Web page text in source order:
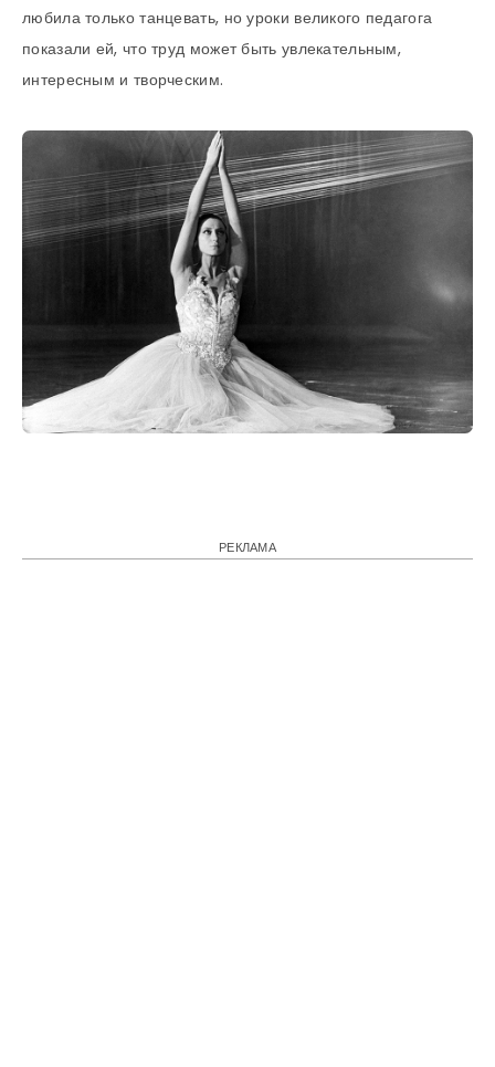
любила только танцевать, но уроки великого педагога
показали ей, что труд может быть увлекательным,
интересным и творческим.
РЕКЛАМА